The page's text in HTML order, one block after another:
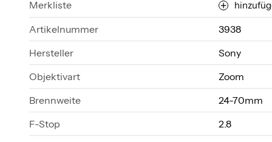
Merkliste
Artikelnummer
3938
Hersteller
Sony
Objektivart
Zoom
Brennweite
24-70mm
F-Stop
2.8